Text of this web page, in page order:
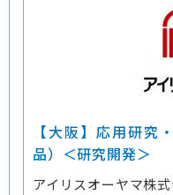
【大阪】応用研究
品）＜研究開発＞
アイリスオーヤマ株